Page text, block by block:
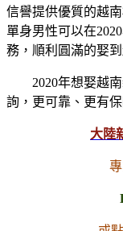
信譽提供優質的越
單身男性可以在
務，順利圓滿的娶
2020年想娶越
詢，更可靠、更有
大陸